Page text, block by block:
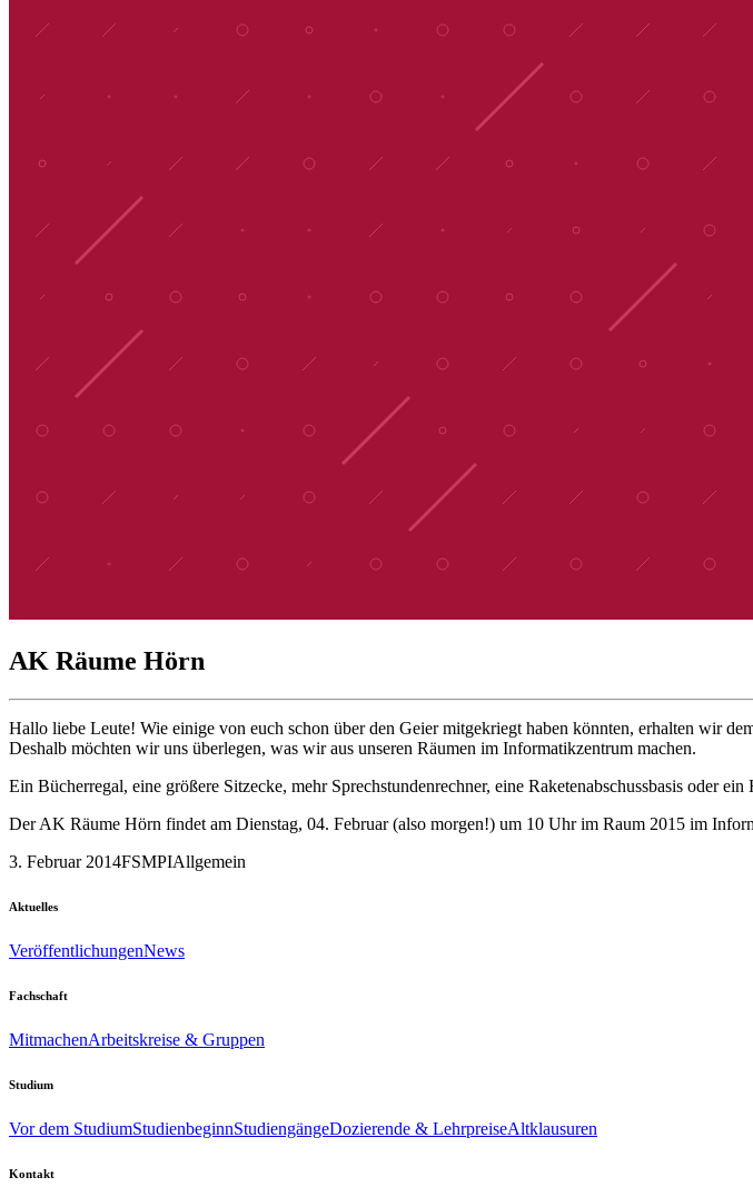
AK Räume Hörn
Hallo liebe Leute! Wie einige von euch schon über den Geier mitgekriegt haben könnten, erhalten wir
Deshalb möchten wir uns überlegen, was wir aus unseren Räumen im Informatikzentrum machen.
Ein Bücherregal, eine größere Sitzecke, mehr Sprechstundenrechner, eine Raketenabschussbasis oder
Der AK Räume Hörn findet am Dienstag, 04. Februar (also morgen!) um 10 Uhr im Raum 2015 im
3. Februar 2014FSMPIAllgemein
Aktuelles
VeröffentlichungenNews
Fachschaft
MitmachenArbeitskreise & Gruppen
Studium
Vor dem StudiumStudienbeginnStudiengängeDozierende & LehrpreiseAltklausuren
Kontakt